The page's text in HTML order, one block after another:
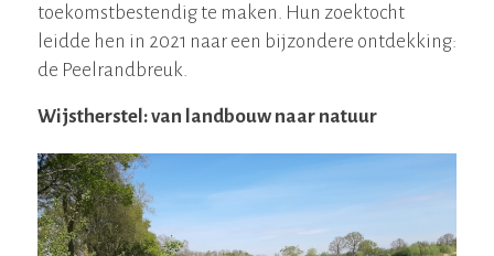
toekomstbestendig te maken. Hun zoektocht
leidde hen in 2021 naar een bijzondere ontdekking:
de Peelrandbreuk.
Wijstherstel: van landbouw naar natuur